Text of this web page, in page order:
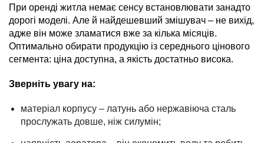
При оренді житла немає сенсу встановлювати занадто
дорогі моделі. Але й найдешевший змішувач – не вихід,
адже він може зламатися вже за кілька місяців.
Оптимально обирати продукцію із середнього цінового
сегмента: ціна доступна, а якість достатньо висока.
Зверніть увагу на:
матеріал корпусу – латунь або нержавіюча сталь
прослужать довше, ніж силумін;